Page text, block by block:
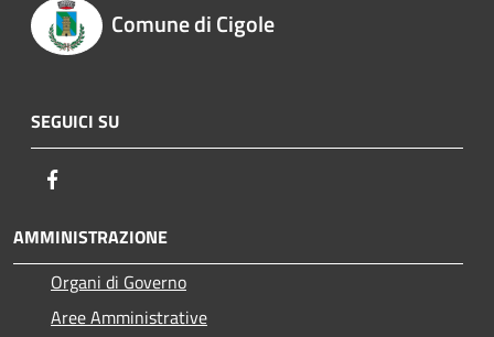
Comune di Cigole
SEGUICI SU
AMMINISTRAZIONE
Organi di Governo
Aree Amministrative